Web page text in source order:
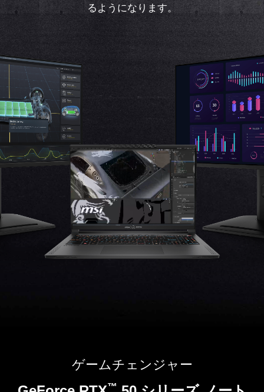
るようになります。
ゲームチェンジャー
™